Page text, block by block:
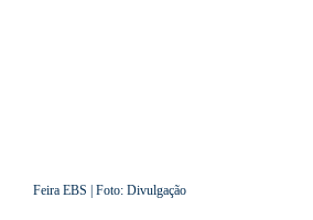
Feira EBS | Foto: Divulgação